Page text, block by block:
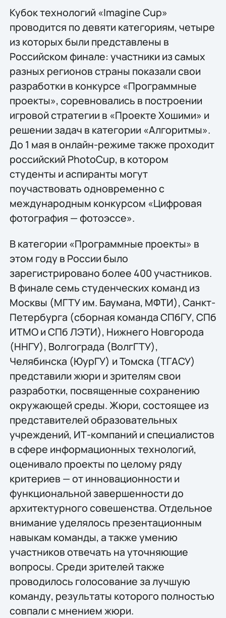
Кубок технологий «Imagine Cup»
проводится по девяти категориям, четыре
из которых были представлены в
Российском финале: участники из самых
разных регионов страны показали свои
разработки в конкурсе «Программные
проекты», соревновались в построении
игровой стратегии в «Проекте Хошими» и
решении задач в категории «Алгоритмы».
До 1 мая в онлайн-режиме также проходит
российский PhotoCup, в котором
студенты и аспиранты могут
поучаствовать одновременно с
международным конкурсом «Цифровая
фотография — фотоэссе».
В категории «Программные проекты» в
этом году в России было
зарегистрировано более 400 участников.
В финале семь студенческих команд из
Москвы (МГТУ им. Баумана, МФТИ), Санкт-
Петербурга (сборная команда СПбГУ, СПб
ИТМО и СПб ЛЭТИ), Нижнего Новгорода
(ННГУ), Волгограда (ВолгГТУ),
Челябинска (ЮурГУ) и Томска (ТГАСУ)
представили жюри и зрителям свои
разработки, посвященные сохранению
окружающей среды. Жюри, состоящее из
представителей образовательных
учреждений, ИТ-компаний и специалистов
в сфере информационных технологий,
оценивало проекты по целому ряду
критериев — от инновационности и
функциональной завершенности до
архитектурного совешенства. Отдельное
внимание уделялось презентационным
навыкам команды, а также умению
участников отвечать на уточняющие
вопросы. Среди зрителей также
проводилось голосование за лучшую
команду, результаты которого полностью
совпали с мнением жюри.